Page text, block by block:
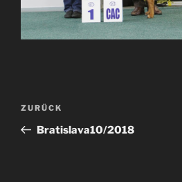
Beitragsnavigation
Vorheriger
Beitrag
ZURÜCK
Bratislava10/2018